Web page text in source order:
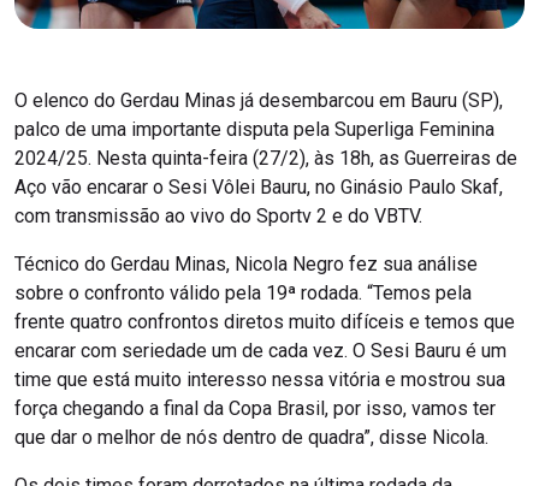
O elenco do Gerdau Minas já desembarcou em Bauru (SP),
palco de uma importante disputa pela Superliga Feminina
2024/25. Nesta quinta-feira (27/2), às 18h, as Guerreiras de
Aço vão encarar o Sesi Vôlei Bauru, no Ginásio Paulo Skaf,
com transmissão ao vivo do Sportv 2 e do VBTV.
Técnico do Gerdau Minas, Nicola Negro fez sua análise
sobre o confronto válido pela 19ª rodada. “Temos pela
frente quatro confrontos diretos muito difíceis e temos que
encarar com seriedade um de cada vez. O Sesi Bauru é um
time que está muito interesso nessa vitória e mostrou sua
força chegando a final da Copa Brasil, por isso, vamos ter
que dar o melhor de nós dentro de quadra”, disse Nicola.